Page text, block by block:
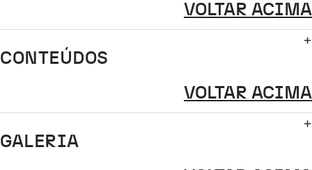
VOLTAR ACIMA
CONTEÚDOS
VOLTAR ACIMA
GALERIA